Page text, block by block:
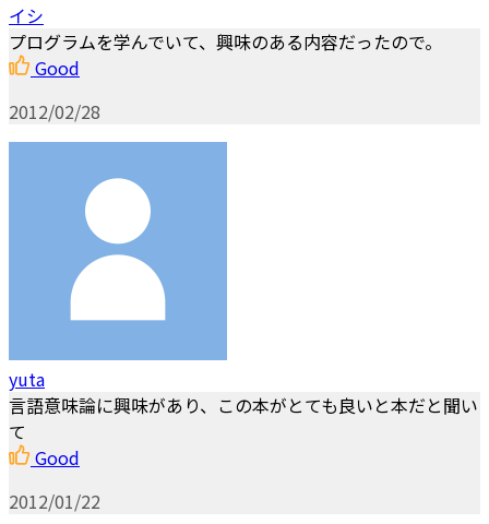
イシ
プログラムを学んでいて、興味のある内容だったので。
Good
2012/02/28
yuta
言語意味論に興味があり、この本がとても良いと本だと聞い
て
Good
2012/01/22